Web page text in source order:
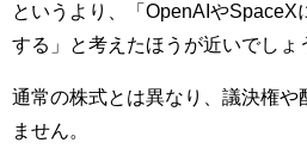
というより、「OpenAIやSpaceX
する」と考えたほうが近いでしょ
通常の株式とは異なり、議決権や
ません。